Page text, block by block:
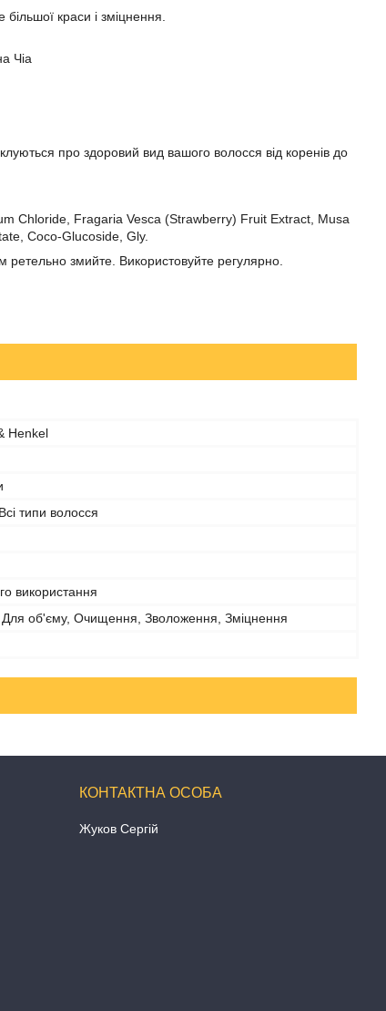
краси і зміцнення.
Чіа
про здоровий вид вашого волосся від коренів до
Chloride, Fragaria Vesca (Strawberry) Fruit Extract, Musa
Coco-Glucoside, Gly.
ретельно змийте. Використовуйте регулярно.
Henkel
типи волосся
використання
Для об'єму, Очищення, Зволоження, Зміцнення
Жуков Сергій